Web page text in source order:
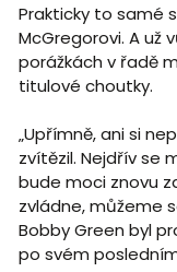
Prakticky to samé
McGregorovi. A už
porážkách v řadě
titulové choutky.
„Upřímně, ani si
zvítězil. Nejdřív se
bude moci znovu
zvládne, můžeme
Bobby Green byl
po svém